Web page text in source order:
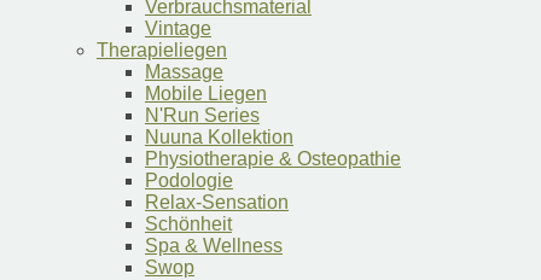
Verbrauchsmaterial
Vintage
Therapieliegen
Massage
Mobile Liegen
N'Run Series
Nuuna Kollektion
Physiotherapie & Osteopathie
Podologie
Relax-Sensation
Schönheit
Spa & Wellness
Swop